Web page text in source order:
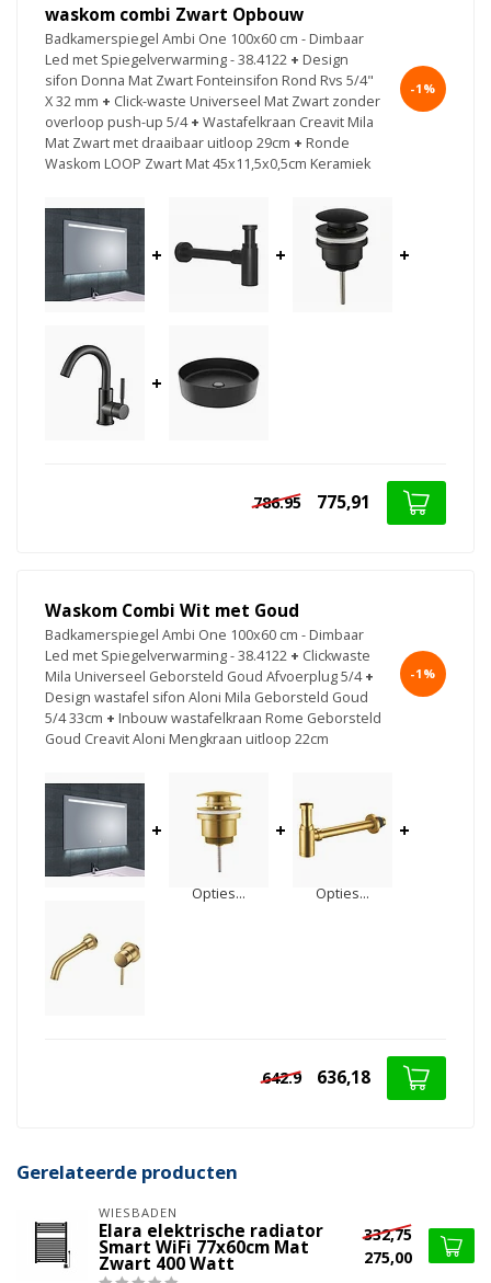
waskom combi Zwart Opbouw
Badkamerspiegel Ambi One 100x60 cm - Dimbaar
Led met Spiegelverwarming - 38.4122 + Design
sifon Donna Mat Zwart Fonteinsifon Rond Rvs 5/4"
X 32 mm + Click-waste Universeel Mat Zwart zonder
overloop push-up 5/4 + Wastafelkraan Creavit Mila
Mat Zwart met draaibaar uitloop 29cm + Ronde
Waskom LOOP Zwart Mat 45x11,5x0,5cm Keramiek
-1%
+ + +
+
786.95 775,91
Waskom Combi Wit met Goud
Badkamerspiegel Ambi One 100x60 cm - Dimbaar
Led met Spiegelverwarming - 38.4122 + Clickwaste
Mila Universeel Geborsteld Goud Afvoerplug 5/4 +
Design wastafel sifon Aloni Mila Geborsteld Goud
5/4 33cm + Inbouw wastafelkraan Rome Geborsteld
Goud Creavit Aloni Mengkraan uitloop 22cm
-1%
+
Opties...
+
Opties...
+
642.9 636,18
Gerelateerde producten
WIESBADEN
Elara elektrische radiator
Smart WiFi 77x60cm Mat
Zwart 400 Watt
332,75
275,00